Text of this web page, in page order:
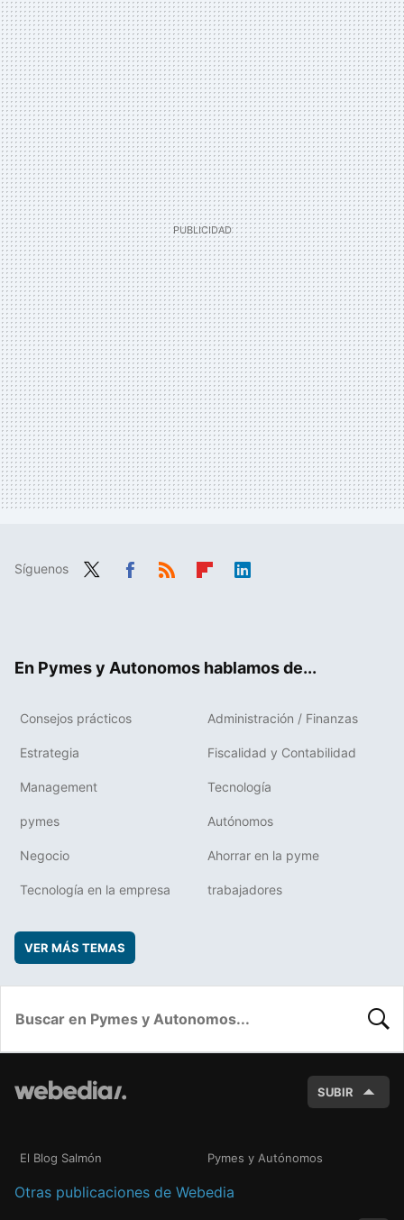
Síguenos
En Pymes y Autonomos hablamos de...
Consejos prácticos Administración / Finanzas
Estrategia Fiscalidad y Contabilidad
Management Tecnología
pymes Autónomos
Negocio Ahorrar en la pyme
Tecnología en la empresa trabajadores
VER MÁS TEMAS
SUBIR
El Blog Salmón Pymes y Autónomos
Otras publicaciones de Webedia